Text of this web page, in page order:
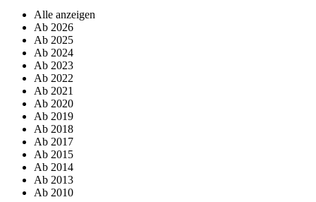
Alle anzeigen
Ab 2026
Ab 2025
Ab 2024
Ab 2023
Ab 2022
Ab 2021
Ab 2020
Ab 2019
Ab 2018
Ab 2017
Ab 2015
Ab 2014
Ab 2013
Ab 2010